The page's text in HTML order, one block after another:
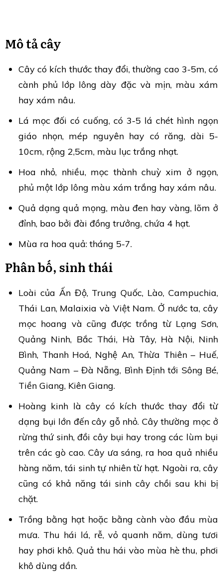
Mô tả cây
Cây có kích thước thay đổi, thường cao 3-5m, có
cành phủ lớp lông dày đặc và mịn, màu xám
hay xám nâu.
Lá mọc đối có cuống, có 3-5 lá chét hình ngọn
giáo nhọn, mép nguyên hay có răng, dài 5-
10cm, rộng 2,5cm, màu lục trắng nhạt.
Hoa nhỏ, nhiều, mọc thành chuỳ xim ở ngọn,
phủ một lớp lông màu xám trắng hay xám nâu.
Quả dạng quả mọng, màu đen hay vàng, lõm ở
đỉnh, bao bởi đài đồng trưởng, chứa 4 hạt.
Mùa ra hoa quả: tháng 5-7.
Phân bố, sinh thái
Loài của Ấn Độ, Trung Quốc, Lào, Campuchia,
Thái Lan, Malaixia và Việt Nam. Ở nước ta, cây
mọc hoang và cũng được trồng từ Lạng Sơn,
Quảng Ninh, Bắc Thái, Hà Tây, Hà Nội, Ninh
Bình, Thanh Hoá, Nghệ An, Thừa Thiên – Huế,
Quảng Nam – Đà Nẵng, Bình Định tới Sông Bé,
Tiền Giang, Kiên Giang.
Hoàng kinh là cây có kích thước thay đổi từ
dạng bụi lớn đến cây gỗ nhỏ. Cây thường mọc ở
rừng thứ sinh, đồi cây bụi hay trong các lùm bụi
trên các gò cao. Cây ưa sáng, ra hoa quả nhiều
hàng năm, tái sinh tự nhiên từ hạt. Ngoài ra, cây
cũng có khả năng tái sinh cây chồi sau khi bị
chặt.
Trồng bằng hạt hoặc bằng cành vào đầu mùa
mưa. Thu hái lá, rễ, vỏ quanh năm, dùng tươi
hay phơi khô. Quả thu hái vào mùa hè thu, phơi
khô dùng dần.